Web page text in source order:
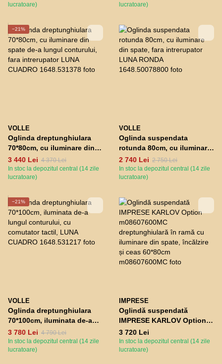
retroiluminata de-a lungul
comutator tactil
lucratoare)
lucratoare)
−21%
VOLLE
Oglinda dreptunghiulara
70*80cm, cu iluminare din
spate de-a lungul
conturului, fara intrerupator
LUNA CUADRO
3 440 Lei 4 370 Lei
In stoc la depozitul central (14 zile
lucratoare)
VOLLE
Oglinda suspendata
rotunda 80cm, cu iluminare
din spate, fara intrerupator
LUNA RONDA
2 740 Lei 2 750 Lei
In stoc la depozitul central (14 zile
lucratoare)
−21%
VOLLE
Oglinda dreptunghiulara
70*100cm, iluminata de-a
lungul conturului, cu
comutator tactil, LUNA
CUADRO
3 780 Lei 4 790 Lei
In stoc la depozitul central (14 zile
lucratoare)
IMPRESE
Oglindă suspendată
IMPRESE KARLOV Option
m08607600MC
dreptunghiulară în ramă cu
iluminare din spate,
3 720 Lei
In stoc la depozitul central (14 zile
lucratoare)